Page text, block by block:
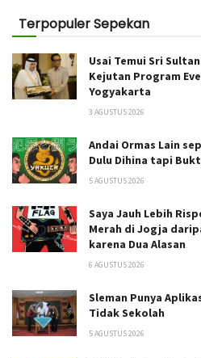
Terpopuler Sepekan
Usai Temui Sri
Kejutan Program
Yogyakarta
3 AGUSTUS 2026
Andai Ormas Lain
Dulu Dihina tapi
5 AGUSTUS 2026
Saya Jauh Lebih
Merah di Jogja
karena Dua Alasan
6 AGUSTUS 2026
Sleman Punya
Tidak Sekolah
5 AGUSTUS 2026